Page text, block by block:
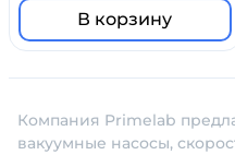
В корзину
Компания Primelab
вакуумные насосы,